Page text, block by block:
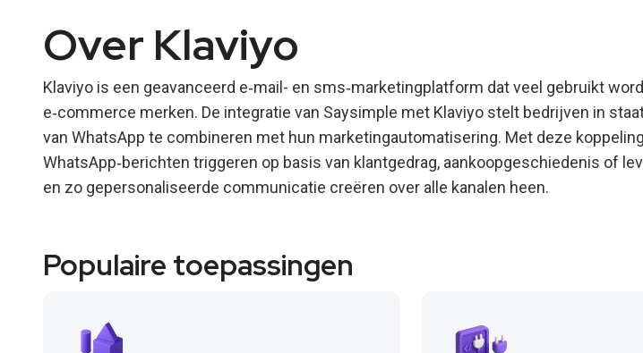
Over Klaviyo
Klaviyo is een geavanceerd e‑mail- en sms‑marketingplatform dat veel gebruikt
e‑commerce merken. De integratie van Saysimple met Klaviyo stelt bedrijven in
van WhatsApp te combineren met hun marketingautomatisering. Met deze
WhatsApp‑berichten triggeren op basis van klantgedrag, aankoopgeschiedenis of
en zo gepersonaliseerde communicatie creëren over alle kanalen heen.
Populaire toepassingen